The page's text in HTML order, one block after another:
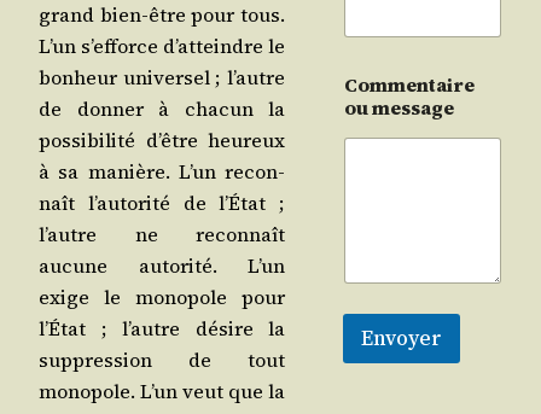
grand bien-être pour tous.
L’un s’ef­force d’at­teindre le
bon­heur uni­ver­sel ; l’autre
de don­ner à cha­cun la
pos­si­bi­li­té d’être heu­reux
à sa manière. L’un recon­
naît l’au­to­ri­té de l’É­tat ;
l’autre ne recon­naît
aucune auto­ri­té. L’un
exige le mono­pole pour
l’É­tat ; l’autre désire la
sup­pres­sion de tout
mono­pole. L’un veut que la
Commentaire
ou message
Envoyer